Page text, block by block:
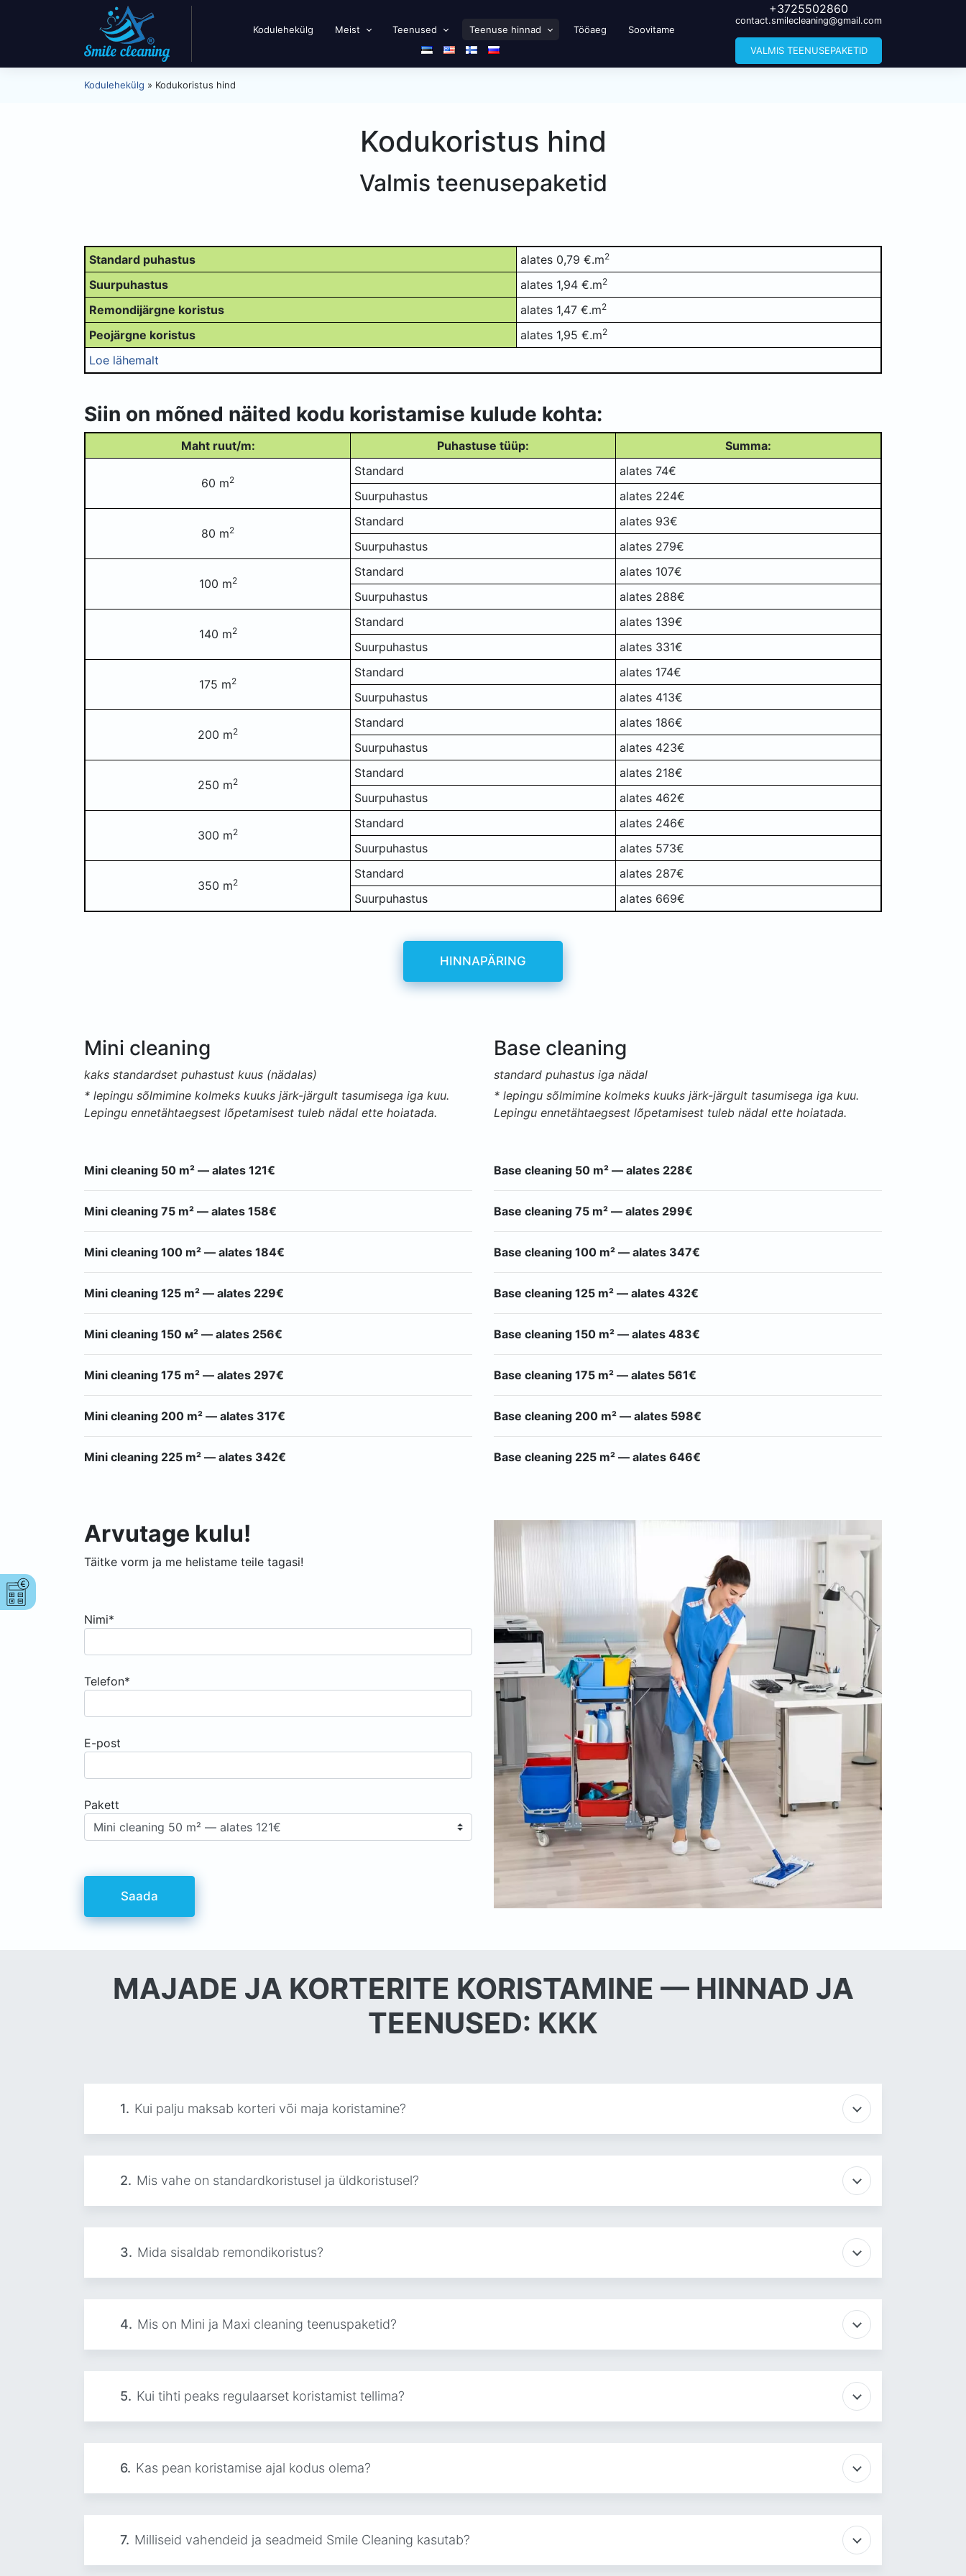
Kodulehekülg Meist Teenused Teenuse hinnad Tööaeg Soovitame
+3725502860
contact.smilecleaning@gmail.com
VALMIS TEENUSEPAKETID
Kodulehekülg » Kodukoristus hind
Kodukoristus hind
Valmis teenusepaketid
Standard puhastus alates 0,79 €.m2
Suurpuhastus alates 1,94 €.m2
Remondijärgne koristus alates 1,47 €.m2
Peojärgne koristus alates 1,95 €.m2
Loe lähemalt
Siin on mõned näited kodu koristamise kulude kohta:
Maht ruut/m: Puhastuse tüüp: Summa:
60 m2
Standard
alates 74€
Suurpuhastus
alates 224€
80 m2
Standard
alates 93€
Suurpuhastus
alates 279€
100 m2
Standard
alates 107€
Suurpuhastus
alates 288€
140 m2
Standard
alates 139€
Suurpuhastus
alates 331€
175 m2
Standard
alates 174€
Suurpuhastus
alates 413€
200 m2
Standard
alates 186€
Suurpuhastus
alates 423€
250 m2
Standard
alates 218€
Suurpuhastus
alates 462€
300 m2
Standard
alates 246€
Suurpuhastus
alates 573€
350 m2
Standard
alates 287€
Suurpuhastus
alates 669€
HINNAPÄRING
Mini cleaning
kaks standardset puhastust kuus (nädalas)
* lepingu sõlmimine kolmeks kuuks järk-järgult tasumisega iga kuu.
Lepingu ennetähtaegsest lõpetamisest tuleb nädal ette hoiatada.
Mini cleaning 50 m² — alates 121€
Mini cleaning 75 m² — alates 158€
Mini cleaning 100 m² — alates 184€
Mini cleaning 125 m² — alates 229€
Mini cleaning 150 м² — alates 256€
Mini cleaning 175 m² — alates 297€
Mini cleaning 200 m² — alates 317€
Mini cleaning 225 m² — alates 342€
Base cleaning
standard puhastus iga nädal
* lepingu sõlmimine kolmeks kuuks järk-järgult tasumisega iga kuu.
Lepingu ennetähtaegsest lõpetamisest tuleb nädal ette hoiatada.
Base cleaning 50 m² — alates 228€
Base cleaning 75 m² — alates 299€
Base cleaning 100 m² — alates 347€
Base cleaning 125 m² — alates 432€
Base cleaning 150 m² — alates 483€
Base cleaning 175 m² — alates 561€
Base cleaning 200 m² — alates 598€
Base cleaning 225 m² — alates 646€
Arvutage kulu!
Täitke vorm ja me helistame teile tagasi!
Nimi*
Telefon*
E-post
Pakett
MAJADE JA KORTERITE KORISTAMINE — HINNAD JA
TEENUSED: KKK
1. Kui palju maksab korteri või maja koristamine?
2. Mis vahe on standardkoristusel ja üldkoristusel?
3. Mida sisaldab remondikoristus?
4. Mis on Mini ja Maxi cleaning teenuspaketid?
5. Kui tihti peaks regulaarset koristamist tellima?
6. Kas pean koristamise ajal kodus olema?
7. Milliseid vahendeid ja seadmeid Smile Cleaning kasutab?